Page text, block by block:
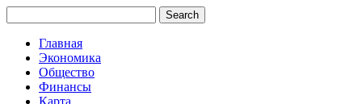
Главная
Экономика
Общество
Финансы
Карта